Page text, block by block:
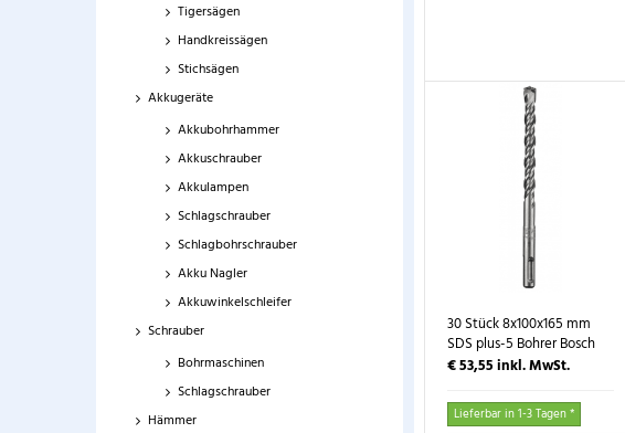
Tigersägen
Handkreissägen
Stichsägen
Akkugeräte
Akkubohrhammer
Akkuschrauber
Akkulampen
Schlagschrauber
Schlagbohrschrauber
Akku Nagler
Akkuwinkelschleifer
Schrauber
Bohrmaschinen
Schlagschrauber
Hämmer
30 Stück 8x100x165 mm
SDS plus-5 Bohrer Bosch
€ 53,55inkl. MwSt.
Lieferbar in 1-3 Tagen *